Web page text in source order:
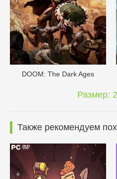
DOОM: The Dark Ages
Размер:
Также рекомендуем